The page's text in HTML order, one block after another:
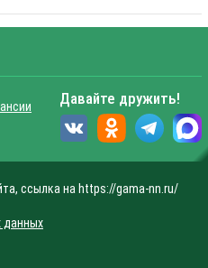
Давайте дружить!
ссылка на https://gama-nn.ru/
данных